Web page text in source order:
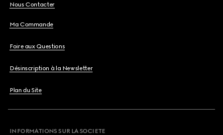
Nous Contacter
Ma Commande
Foire aux Questions
Désinscription à la Newsletter
Plan du Site
INFORMATIONS SUR LA SOCIETE